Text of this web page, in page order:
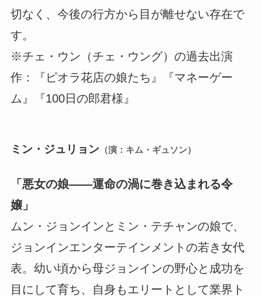
切なく、今後の行方から目が離せない存在で
す。
※チェ・ウン（チェ・ウング）の過去出演
作：『ピオラ花店の娘たち』『マネーゲー
ム』『100日の郎君様』
ミン・ジュリョン （演：キム・ギュソン）
「悪女の娘――運命の渦に巻き込まれる令
嬢」
ムン・ジョンインとミン・テチャンの娘で、
ジョンインエンターテインメントの若き女代
表。幼い頃から母ジョンインの野心と成功を
目にして育ち、自身もエリートとして業界ト